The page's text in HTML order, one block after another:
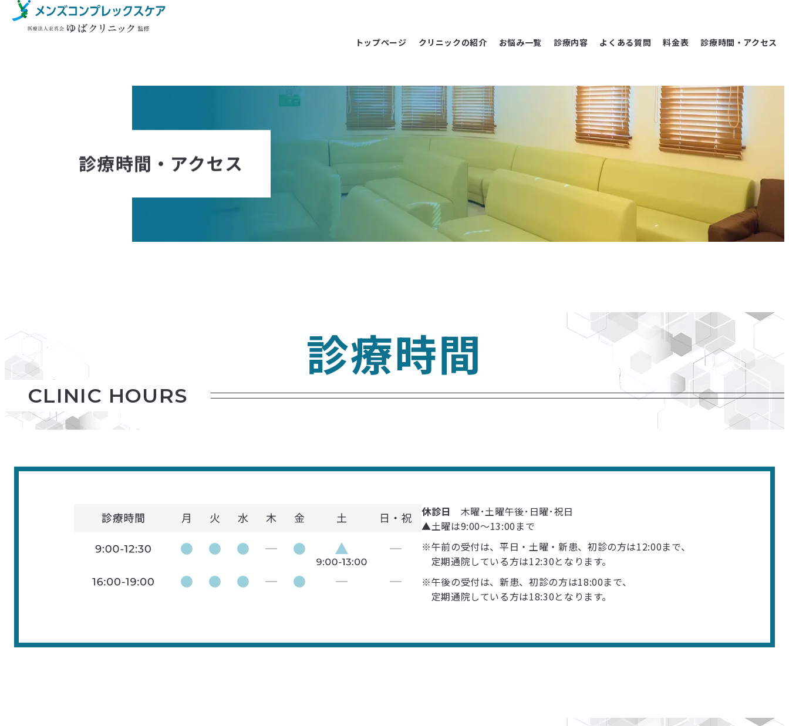
トップページ クリニックの紹介 お悩み一覧 診療内容 よくある質問 料金表 診療時間・アクセス
診療時間・アクセス
診療時間
CLINIC HOURS
休診日
木曜･土曜午後･日曜･祝日
▲土曜は9:00～13:00まで
※午前の受付は、平日・土曜・新患、初診の方は12:00まで、
定期通院している方は12:30となります。
※午後の受付は、新患、初診の方は18:00まで、
定期通院している方は18:30となります。